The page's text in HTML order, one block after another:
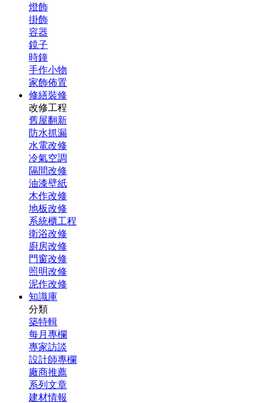
燈飾
掛飾
容器
鏡子
時鐘
手作小物
家飾佈置
修繕裝修
改修工程
舊屋翻新
防水抓漏
水電改修
冷氣空調
隔間改修
油漆壁紙
木作改修
地板改修
系統櫃工程
衛浴改修
廚房改修
門窗改修
照明改修
泥作改修
知識庫
分類
築特輯
每月專欄
專家訪談
設計師專欄
廠商推薦
系列文章
建材情報